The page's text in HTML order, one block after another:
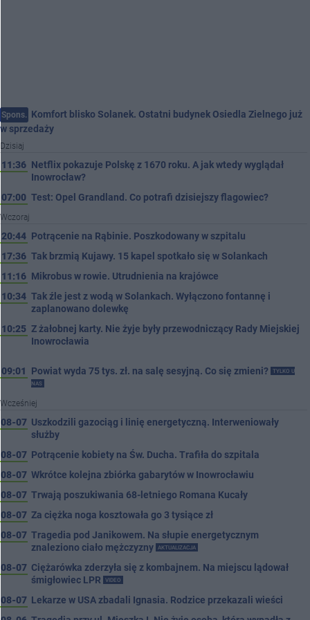
Spons. Komfort blisko Solanek. Ostatni budynek Osiedla Zielnego już
w sprzedaży
Dzisiaj
11:36 Netflix pokazuje Polskę z 1670 roku. A jak wtedy wyglądał
Inowrocław?
07:00 Test: Opel Grandland. Co potrafi dzisiejszy flagowiec?
Wczoraj
20:44 Potrącenie na Rąbinie. Poszkodowany w szpitalu
17:36 Tak brzmią Kujawy. 15 kapel spotkało się w Solankach
11:16 Mikrobus w rowie. Utrudnienia na krajówce
10:34 Tak źle jest z wodą w Solankach. Wyłączono fontannę i
zaplanowano dolewkę
10:25 Z żałobnej karty. Nie żyje były przewodniczący Rady Miejskiej
Inowrocławia
09:01 Powiat wyda 75 tys. zł. na salę sesyjną. Co się zmieni?
TYLKO U
NAS
Wcześniej
08-07 Uszkodzili gazociąg i linię energetyczną. Interweniowały
służby
08-07 Potrącenie kobiety na Św. Ducha. Trafiła do szpitala
08-07 Wkrótce kolejna zbiórka gabarytów w Inowrocławiu
08-07 Trwają poszukiwania 68-letniego Romana Kucały
08-07 Za ciężka noga kosztowała go 3 tysiące zł
08-07 Tragedia pod Janikowem. Na słupie energetycznym
znaleziono ciało mężczyzny
AKTUALIZACJA
08-07 Ciężarówka zderzyła się z kombajnem. Na miejscu lądował
śmigłowiec LPR
VIDEO
08-07 Lekarze w USA zbadali Ignasia. Rodzice przekazali wieści